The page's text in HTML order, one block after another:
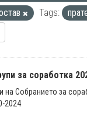
Tags:
за соработка
на Собранието за
2024